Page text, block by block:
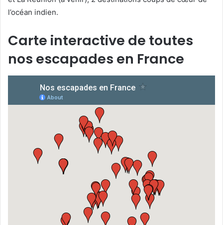
l’océan indien.
Carte interactive de toutes
nos escapades en France